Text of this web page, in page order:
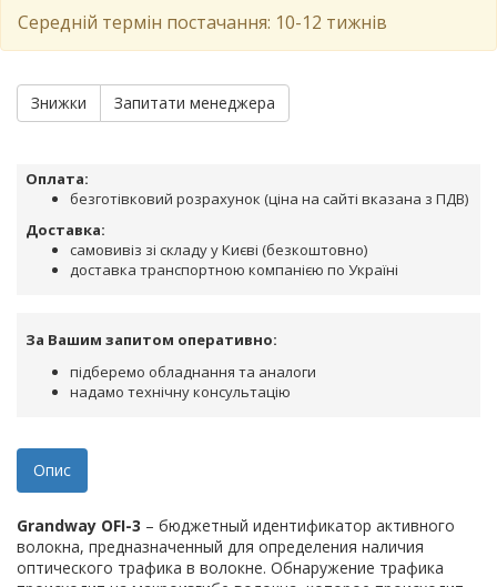
Середній термін постачання: 10-12 тижнів
Знижки Запитати менеджера
Оплата:
безготівковий розрахунок (ціна на сайті вказана з ПДВ)
Доставка:
самовивіз зі складу у Києві (безкоштовно)
доставка транспортною компанією по Україні
За Вашим запитом оперативно:
підберемо обладнання та аналоги
надамо технічну консультацію
Опис
Grandway OFI-3 – бюджетный идентификатор активного
волокна, предназначенный для определения наличия
оптического трафика в волокне. Обнаружение трафика